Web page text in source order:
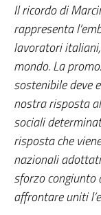
Il ricordo di
rappresenta
lavoratori
mondo. La
sostenibile deve
nostra risposta
sociali
risposta che
nazionali
sforzo congiunto
affrontare uniti